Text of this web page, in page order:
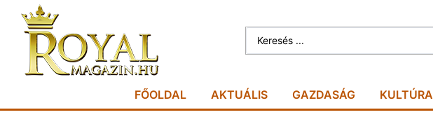
FŐOLDAL AKTUÁLIS GAZDASÁG KULTÚRA